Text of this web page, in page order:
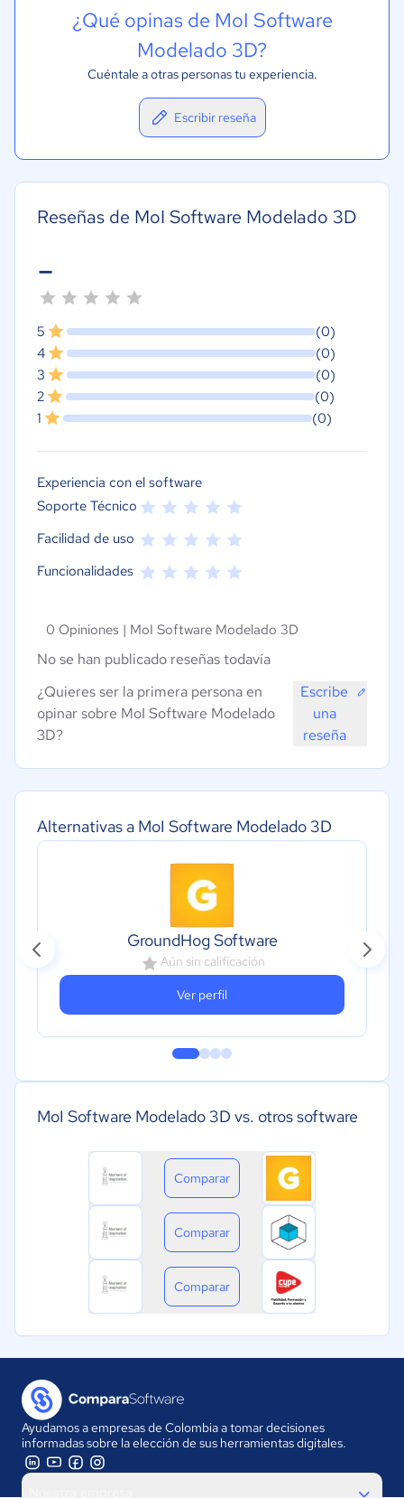
Alternativas a MoI Software Modelado 3D
GroundHog Software
Aún sin calificación
Ver perfil
MoI Software Modelado 3D vs. otros software
Comparar
Comparar
Comparar
¿Qué opinas de MoI Software
Modelado 3D?
Cuéntale a otras personas tu experiencia.
Escribir reseña
Reseñas de MoI Software Modelado 3D
-
5
(0)
4
(0)
3
(0)
2
(0)
1
(0)
Experiencia con el software
Soporte Técnico
Facilidad de uso
Funcionalidades
0 Opiniones | MoI Software Modelado 3D
No se han publicado reseñas todavía
¿Quieres ser la primera persona en
opinar sobre MoI Software Modelado
3D?
Escribe
una
reseña
Ayudamos a empresas de Colombia a tomar decisiones
informadas sobre la elección de sus herramientas digitales.